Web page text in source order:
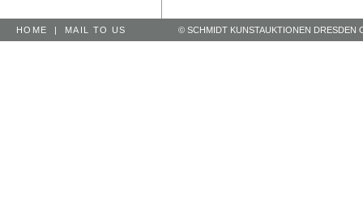
HOME | MAIL TO US © SCHMIDT KUNSTAUKTIONEN DRESDEN